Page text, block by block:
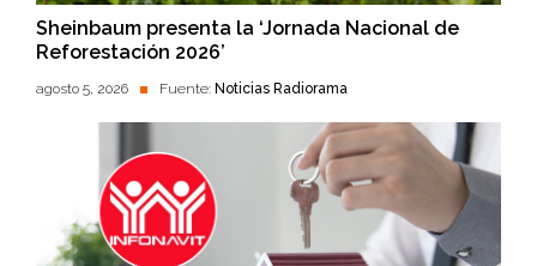
Sheinbaum presenta la ‘Jornada Nacional de
Reforestación 2026’
agosto 5, 2026 Fuente: Noticias Radiorama